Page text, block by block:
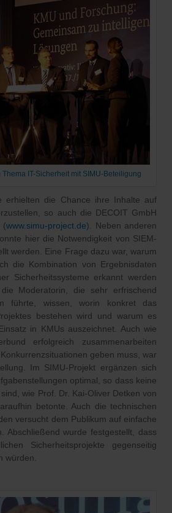
IT-Sicherheit mit SIMU-Beteiligung
erhielten die Chance ihre Inhalte auf
so auch die DECOIT GmbH
(www.simu-project.de). Neben anderen
hier die Notwendigkeit von SIEM-
werden. Eine Frage dazu war, warum
die Kombination von Ergebnisdaten
Sicherheitssysteme erkannt werden
Moderatorin, die sehr erfrischend
führte, wissen, worin konkret das
bestehen wird und warum es
in KMUs auszeichnet. Auch wie
erfolgreich zusammenarbeiten
geben muss, war
Im SIMU-Projekt ergänzen sich
optimal, so dass keine
wie Prof. Dr. Kai-Oliver Detken von
betonte. Auch die technischen
versucht dem Publikum auf einfache
Abschließend wurde festgestellt, dass
Sicherheitsprojekte gegenseitig
würden.